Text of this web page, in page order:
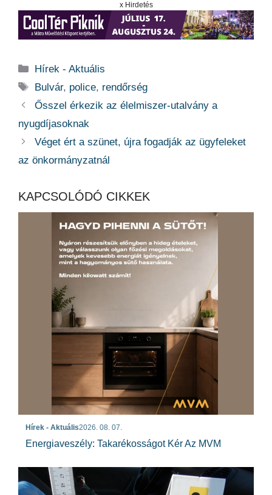
x Hirdetés
Kategória
Hírek - Aktuális
Címkék
Bulvár, police, rendőrség
Ősszel érkezik az élelmiszer-utalvány a
nyugdíjasoknak
Véget ért a szünet, újra fogadják az ügyfeleket
az önkormányzatnál
KAPCSOLÓDÓ CIKKEK
Hírek - Aktuális2026. 08. 07.
Energiaveszély: Takarékosságot Kér Az MVM